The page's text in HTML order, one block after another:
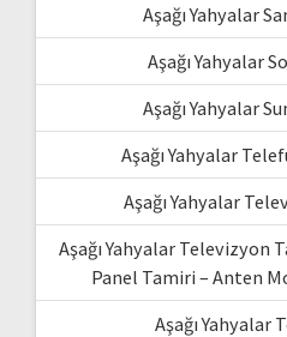
Aşağı Yahyalar
Aşağı Yahyalar
Aşağı Yahyalar
Aşağı Yahyalar
Aşağı Yahyalar
Aşağı Yahyalar Televizyon
Panel Tamiri – Anten
Aşağı Yahyalar